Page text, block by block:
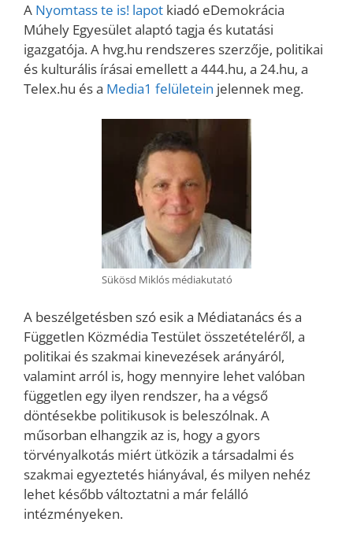
A Nyomtass te is! lapot kiadó eDemokrácia
Múhely Egyesület alaptó tagja és kutatási
igazgatója. A hvg.hu rendszeres szerzője, politikai
és kulturális írásai emellett a 444.hu, a 24.hu, a
Telex.hu és a Media1 felületein jelennek meg.
Sükösd Miklós médiakutató
A beszélgetésben szó esik a Médiatanács és a
Független Közmédia Testület összetételéről, a
politikai és szakmai kinevezések arányáról,
valamint arról is, hogy mennyire lehet valóban
független egy ilyen rendszer, ha a végső
döntésekbe politikusok is beleszólnak. A
műsorban elhangzik az is, hogy a gyors
törvényalkotás miért ütközik a társadalmi és
szakmai egyeztetés hiányával, és milyen nehéz
lehet később változtatni a már felálló
intézményeken.